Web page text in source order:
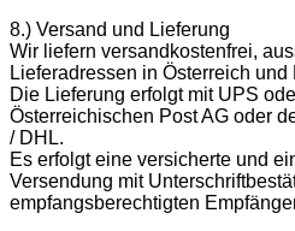
8.) Versand und Lieferung
Wir liefern versandkostenfrei,
Lieferadressen in Österreich und
Die Lieferung erfolgt mit UPS
Österreichischen Post AG oder
/ DHL.
Es erfolgt eine versicherte und
Versendung mit
empfangsberechtigten